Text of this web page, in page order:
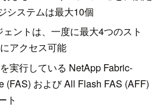
システムは最大10個
ントは、一度に最大4つのスト
アクセス可能
実行している NetApp Fabric-
(FAS) および All Flash FAS (AFF)
ト